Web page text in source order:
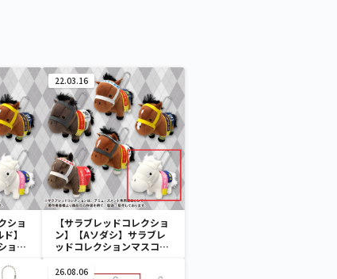
ショ
】
ョン
22.03.16
【サラブレッドコレクショ
ン】【Aソダシ】サラブレ
ッドコレクションマスコッ
26.08.06